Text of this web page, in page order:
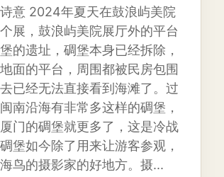
意 2024年夏天在鼓浪屿美院
展，鼓浪屿美院展厅外的平台
的遗址，碉堡本身已经拆除，
面的平台，周围都被民房包围
已经无法直接看到海滩了。过
南沿海有非常多这样的碉堡，
门的碉堡就更多了，这是冷战
堡如今除了用来让游客参观，
鸟的摄影家的好地方。摄...